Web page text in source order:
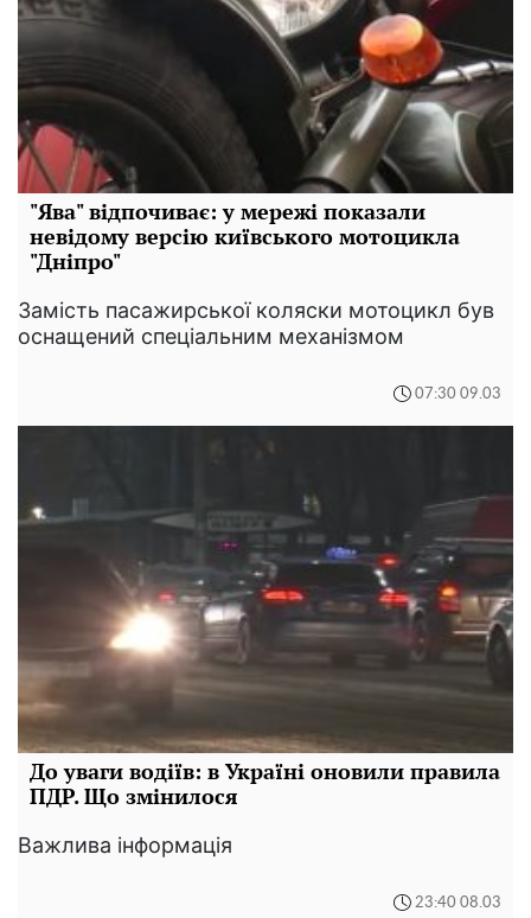
"Ява" відпочиває: у мережі показали
невідому версію київського мотоцикла
"Дніпро"
Замість пасажирської коляски мотоцикл був
оснащений спеціальним механізмом
07:30 09.03
До уваги водіїв: в Україні оновили правила
ПДР. Що змінилося
Важлива інформація
23:40 08.03